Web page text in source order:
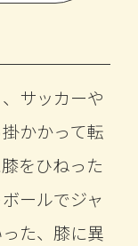
サッカーや
かかって転
をひねった
ールでジャ
た、膝に異